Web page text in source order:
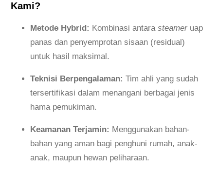
Kami?
Metode Hybrid: Kombinasi antarasteamer uap
panas dan penyemprotan sisaan (residual)
untuk hasil maksimal.
Teknisi Berpengalaman: Tim ahli yang sudah
tersertifikasi dalam menangani berbagai jenis
hama pemukiman.
Keamanan Terjamin: Menggunakan bahan-
bahan yang aman bagi penghuni rumah, anak-
anak, maupun hewan peliharaan.